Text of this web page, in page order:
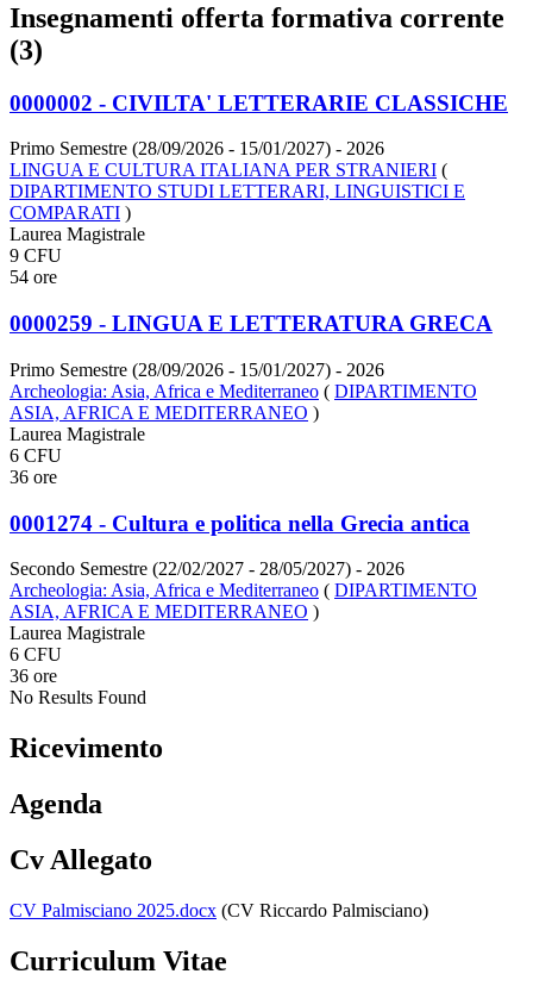
Insegnamenti offerta formativa corrente
(3)
0000002 - CIVILTA' LETTERARIE CLASSICHE
Primo Semestre (28/09/2026 - 15/01/2027) - 2026
LINGUA E CULTURA ITALIANA PER STRANIERI (
DIPARTIMENTO STUDI LETTERARI, LINGUISTICI E
COMPARATI )
Laurea Magistrale
9 CFU
54 ore
0000259 - LINGUA E LETTERATURA GRECA
Primo Semestre (28/09/2026 - 15/01/2027) - 2026
Archeologia: Asia, Africa e Mediterraneo ( DIPARTIMENTO
ASIA, AFRICA E MEDITERRANEO )
Laurea Magistrale
6 CFU
36 ore
0001274 - Cultura e politica nella Grecia antica
Secondo Semestre (22/02/2027 - 28/05/2027) - 2026
Archeologia: Asia, Africa e Mediterraneo ( DIPARTIMENTO
ASIA, AFRICA E MEDITERRANEO )
Laurea Magistrale
6 CFU
36 ore
No Results Found
Ricevimento
Agenda
Cv Allegato
CV Palmisciano 2025.docx (CV Riccardo Palmisciano)
Curriculum Vitae